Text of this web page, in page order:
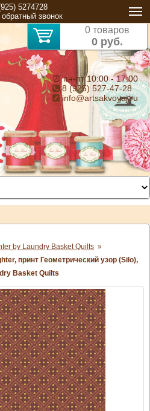
5274728
обратный звонок
0 товаров
0 руб.
⏰ пн-пт 10:00 - 17:00
8 (925) 527-47-28
info@artsakvoyaj.ru
by Laundry Basket Quilts »
принт Геометрический узор (Silo),
Basket Quilts